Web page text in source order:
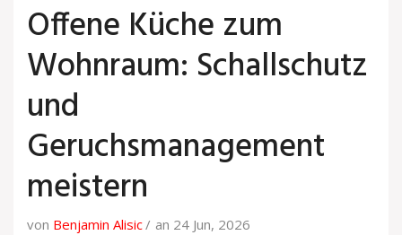
Offene Küche zum
Wohnraum: Schallschutz
und
Geruchsmanagement
meistern
von Benjamin Alisic an 24 Jun, 2026